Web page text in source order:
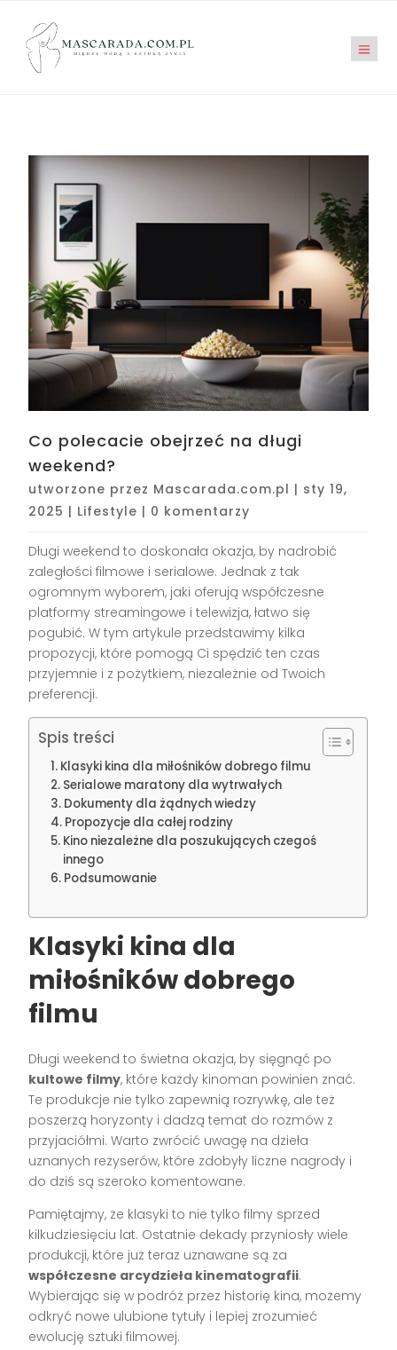
Co polecacie obejrzeć na długi
weekend?
utworzone przez Mascarada.com.pl | sty 19,
2025 | Lifestyle | 0 komentarzy
Długi weekend to doskonała okazja, by nadrobić
zaległości filmowe i serialowe. Jednak z tak
ogromnym wyborem, jaki oferują współczesne
platformy streamingowe i telewizja, łatwo się
pogubić. W tym artykule przedstawimy kilka
propozycji, które pomogą Ci spędzić ten czas
przyjemnie i z pożytkiem, niezależnie od Twoich
preferencji.
Spis treści
Klasyki kina dla miłośników dobrego filmu
Serialowe maratony dla wytrwałych
Dokumenty dla żądnych wiedzy
Propozycje dla całej rodziny
Kino niezależne dla poszukujących czegoś
innego
Podsumowanie
Klasyki kina dla
miłośników dobrego
filmu
Długi weekend to świetna okazja, by sięgnąć po
kultowe filmy, które każdy kinoman powinien znać.
Te produkcje nie tylko zapewnią rozrywkę, ale też
poszerzą horyzonty i dadzą temat do rozmów z
przyjaciółmi. Warto zwrócić uwagę na dzieła
uznanych reżyserów, które zdobyły liczne nagrody i
do dziś są szeroko komentowane.
Pamiętajmy, że klasyki to nie tylko filmy sprzed
kilkudziesięciu lat. Ostatnie dekady przyniosły wiele
produkcji, które już teraz uznawane są za
współczesne arcydzieła kinematografii.
Wybierając się w podróż przez historię kina, możemy
odkryć nowe ulubione tytuły i lepiej zrozumieć
ewolucję sztuki filmowej.